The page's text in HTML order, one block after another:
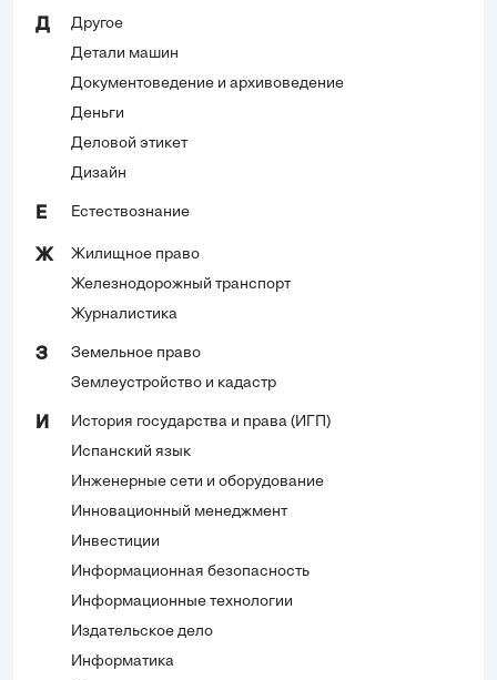
Д
Другое
Детали машин
Документоведение и архивоведение
Деньги
Деловой этикет
Дизайн
Е Естествознание
Ж
Жилищное право
Железнодорожный транспорт
Журналистика
З
Земельное право
Землеустройство и кадастр
И
История государства и права (ИГП)
Испанский язык
Инженерные сети и оборудование
Инновационный менеджмент
Инвестиции
Информационная безопасность
Информационные технологии
Издательское дело
Информатика